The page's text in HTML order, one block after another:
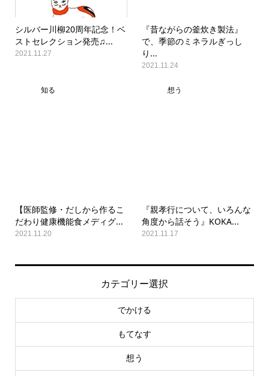
シルバー川柳20周年記念！ベ
ストセレクション発売♫...
2021.11.27
『昔ながらの釜炊き製法』
で、季節のミネラルぎっし
り...
2021.11.24
知る
【医師監修・だしから作るこ
だわり健康機能食メディグ...
2021.11.20
想う
『親孝行について、いろんな
角度から話そう』KOKA...
2021.11.17
カテゴリー選択
でかける
もてなす
想う